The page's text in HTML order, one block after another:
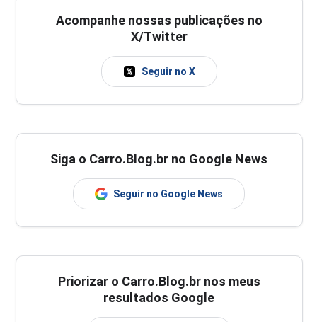
Acompanhe nossas publicações no
X/Twitter
Seguir no X
Siga o Carro.Blog.br no Google News
Seguir no Google News
Priorizar o Carro.Blog.br nos meus
resultados Google